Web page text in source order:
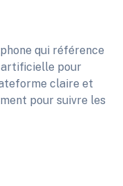
qui référence
artificielle pour
claire et
pour suivre les